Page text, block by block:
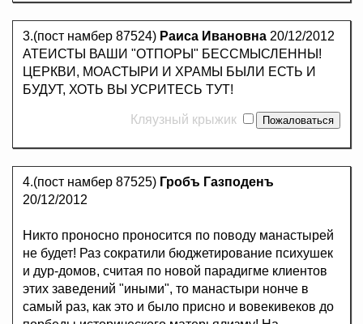
3.(пост намбер 87524) Раиса Ивановна 20/12/2012
АТЕИСТЫ ВАШИ "ОТПОРЫ" БЕССМЫСЛЕННЫ!
ЦЕРКВИ, МОАСТЫРИ И ХРАМЫ БЫЛИ ЕСТЬ И
БУДУТ, ХОТЬ ВЫ УСРИТЕСЬ ТУТ!
Кляузный крыжик
4.(пост намбер 87525) Гробъ Газподенъ
20/12/2012
Никто проносно проносится по поводу манастырей
не будет! Раз сократили бюджетирование психушек
и дур-домов, считая по новой парадигме клиентов
этих заведений "иными", то манастыри нонче в
самый раз, как это и было присно и вовекивеков до